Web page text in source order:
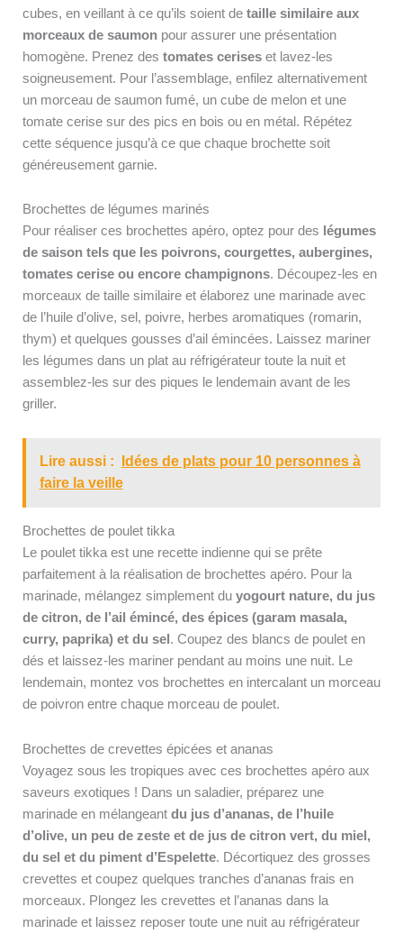
cubes, en veillant à ce qu’ils soient de taille similaire aux
morceaux de saumon pour assurer une présentation
homogène. Prenez des tomates cerises et lavez-les
soigneusement. Pour l’assemblage, enfilez alternativement
un morceau de saumon fumé, un cube de melon et une
tomate cerise sur des pics en bois ou en métal. Répétez
cette séquence jusqu’à ce que chaque brochette soit
généreusement garnie.
Brochettes de légumes marinés
Pour réaliser ces brochettes apéro, optez pour des légumes
de saison tels que les poivrons, courgettes, aubergines,
tomates cerise ou encore champignons. Découpez-les en
morceaux de taille similaire et élaborez une marinade avec
de l’huile d’olive, sel, poivre, herbes aromatiques (romarin,
thym) et quelques gousses d’ail émincées. Laissez mariner
les légumes dans un plat au réfrigérateur toute la nuit et
assemblez-les sur des piques le lendemain avant de les
griller.
Lire aussi :
Idées de plats pour 10 personnes à
faire la veille
Brochettes de poulet tikka
Le poulet tikka est une recette indienne qui se prête
parfaitement à la réalisation de brochettes apéro. Pour la
marinade, mélangez simplement du yogourt nature, du jus
de citron, de l’ail émincé, des épices (garam masala,
curry, paprika) et du sel . Coupez des blancs de poulet en
dés et laissez-les mariner pendant au moins une nuit. Le
lendemain, montez vos brochettes en intercalant un morceau
de poivron entre chaque morceau de poulet.
Brochettes de crevettes épicées et ananas
Voyagez sous les tropiques avec ces brochettes apéro aux
saveurs exotiques ! Dans un saladier, préparez une
marinade en mélangeant du jus d’ananas, de l’huile
d’olive, un peu de zeste et de jus de citron vert, du miel,
du sel et du piment d’Espelette. Décortiquez des grosses
crevettes et coupez quelques tranches d’ananas frais en
morceaux. Plongez les crevettes et l’ananas dans la
marinade et laissez reposer toute une nuit au réfrigérateur